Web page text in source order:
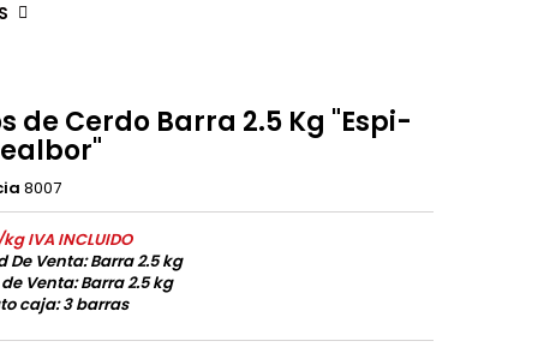
de Cerdo Barra 2.5 Kg "Espi-
8007
IVA INCLUIDO
De Venta: Barra 2.5 kg
Venta: Barra 2.5 kg
caja: 3 barras